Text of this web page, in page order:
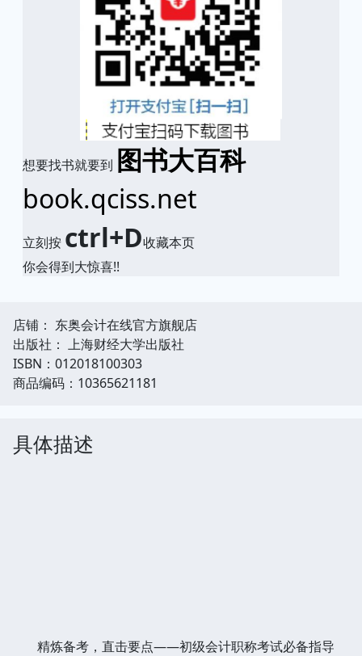
想要找书就要到 图书大百科
book.qciss.net
立刻按 ctrl+D收藏本页
你会得到大惊喜!!
店铺： 东奥会计在线官方旗舰店
出版社： 上海财经大学出版社
ISBN：012018100303
商品编码：10365621181
具体描述
精炼备考，直击要点——初级会计职称考试必备指导